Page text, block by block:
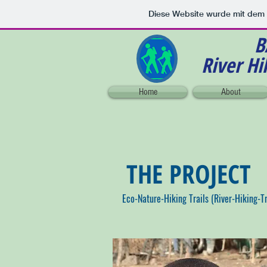
Diese Website wurde mit
River
Home About
THE PROJECT
Eco-Nature-Hiking Trails (River-